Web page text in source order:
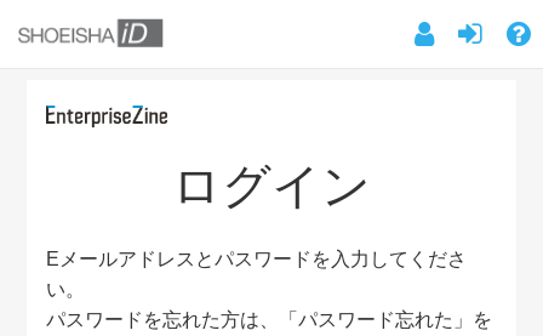
ログイン
Eメールアドレスとパスワードを入力してくださ
い。
パスワードを忘れた方は、「パスワード忘れた」を